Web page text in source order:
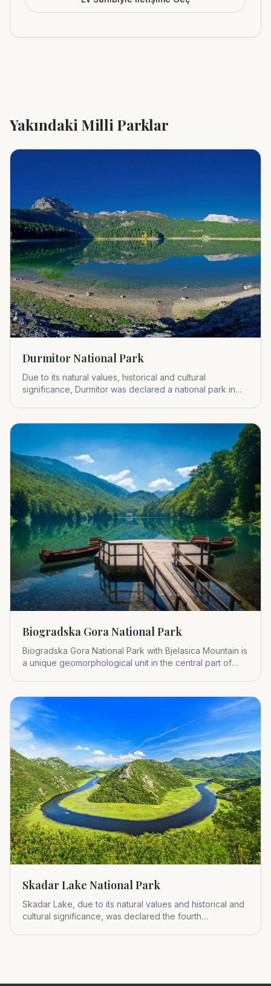
Yakındaki Milli Parklar
Durmitor National Park
Due to its natural values, historical and cultural
significance, Durmitor was declared a national park in
Biogradska Gora National Park
Biogradska Gora National Park with Bjelasica Mountain is
a unique geomorphological unit in the central part of
Skadar Lake National Park
Skadar Lake, due to its natural values and historical and
cultural significance, was declared the fourth